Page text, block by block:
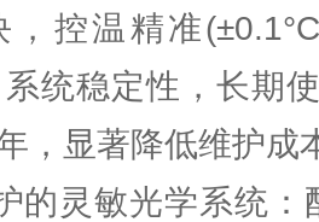
，控温精准
系统稳定性，长期
，显著降低维护成
灵敏光学系统：